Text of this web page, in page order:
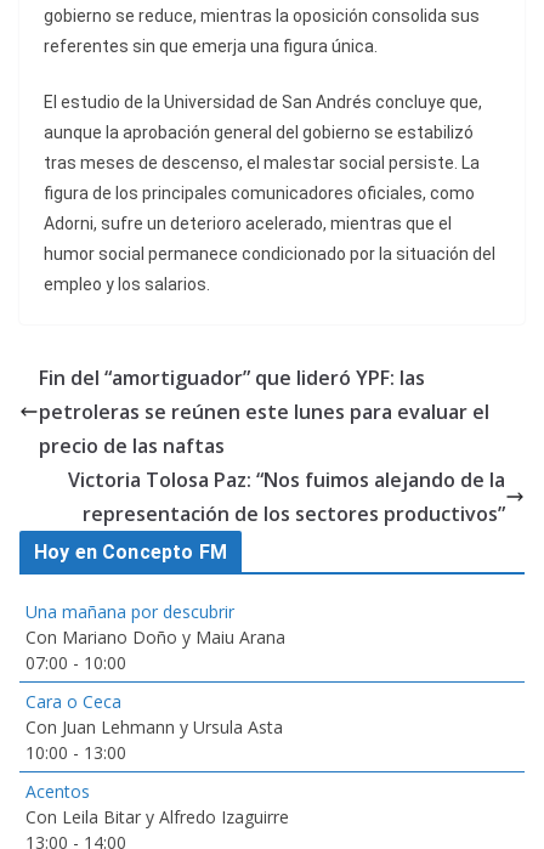
gobierno se reduce, mientras la oposición consolida sus
referentes sin que emerja una figura única.
El estudio de la Universidad de San Andrés concluye que,
aunque la aprobación general del gobierno se estabilizó
tras meses de descenso, el malestar social persiste. La
figura de los principales comunicadores oficiales, como
Adorni, sufre un deterioro acelerado, mientras que el
humor social permanece condicionado por la situación del
empleo y los salarios.
Fin del “amortiguador” que lideró YPF: las
petroleras se reúnen este lunes para evaluar el
precio de las naftas
Victoria Tolosa Paz: “Nos fuimos alejando de la
representación de los sectores productivos”
Hoy en Concepto FM
Una mañana por descubrir
Con Mariano Doño y Maiu Arana
07:00 - 10:00
Cara o Ceca
Con Juan Lehmann y Ursula Asta
10:00 - 13:00
Acentos
Con Leila Bitar y Alfredo Izaguirre
13:00 - 14:00